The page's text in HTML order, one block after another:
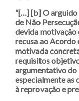
“[…] [b] O
de Não
devida motivação
recusa ao Acordo
motivada
requisitos
argumentativo do
especialmente as
à reprovação e